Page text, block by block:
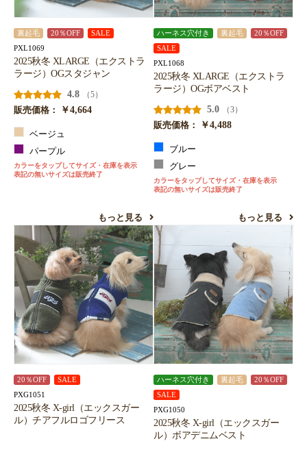
裏起毛 20％OFF SALE
PXL1069
2025秋冬 XLARGE（エクストラ
ラージ）OGスタジャン
4.8
（5）
販売価格：
￥4,664
ベージュ
パープル
カラーをタップしてサイズ・在庫を表示
表記の無いサイズは販売終了
もっと見る
ハーネス穴付き 裏起毛
20％OFF
SALE
PXL1068
2025秋冬 XLARGE（エクストラ
ラージ）OGボアベスト
5.0
（3）
販売価格：
￥4,488
ブルー
グレー
カラーをタップしてサイズ・在庫を表示
表記の無いサイズは販売終了
もっと見る
20％OFF SALE
PXG1051
2025秋冬 X-girl（エックスガー
ル）チアフルロゴフリース
ハーネス穴付き 裏起毛
20％OFF
SALE
PXG1050
2025秋冬 X-girl（エックスガー
ル）ボアデニムベスト